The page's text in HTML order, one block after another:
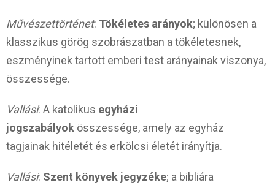
Művészettörténet: Tökéletes arányok; különösen a
klasszikus görög szobrászatban a tökéletesnek,
eszményinek tartott emberi test arányainak viszonya,
összessége.
Vallási: A katolikus egyházi
jogszabályok összessége, amely az egyház
tagjainak hitéletét és erkölcsi életét irányítja.
Vallási: Szent könyvek jegyzéke; a bibliára